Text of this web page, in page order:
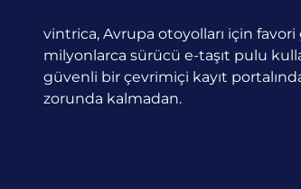
vintrica, Avrupa otoyolları için favori
milyonlarca sürücü e-taşıt pulu
güvenli bir çevrimiçi kayıt
zorunda kalmadan.